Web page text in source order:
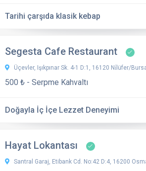
Tarihi çarşıda klasik kebap
Segesta Cafe Restaurant
Üçevler, Işıkpınar Sk. 4-1 D:1, 16120 Ni̇lüfer/
500 ₺ - Serpme Kahvaltı
Doğayla İç İçe Lezzet Deneyimi
Hayat Lokantası
Santral Garaj, Etibank Cd. No:42 D:4, 16200